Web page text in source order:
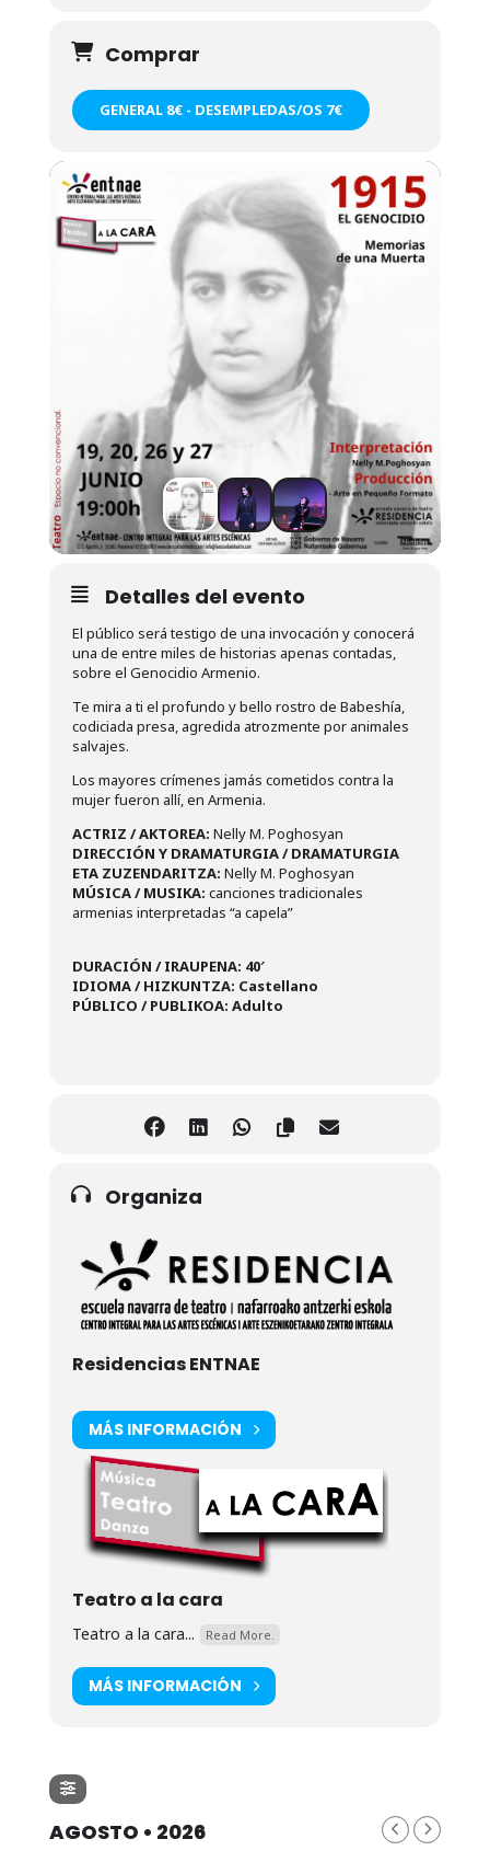
Comprar
GENERAL 8€ - DESEMPLEDAS/OS 7€
Detalles del evento
El público será testigo de una invocación y conocerá
una de entre miles de historias apenas contadas,
sobre el Genocidio Armenio.
Te mira a ti el profundo y bello rostro de Babeshía,
codiciada presa, agredida atrozmente por animales
salvajes.
Los mayores crímenes jamás cometidos contra la
mujer fueron allí, en Armenia.
ACTRIZ / AKTOREA: Nelly M. Poghosyan
DIRECCIÓN Y DRAMATURGIA / DRAMATURGIA
ETA ZUZENDARITZA: Nelly M. Poghosyan
MÚSICA / MUSIKA: canciones tradicionales
armenias interpretadas “a capela”
DURACIÓN / IRAUPENA: 40′
IDIOMA / HIZKUNTZA: Castellano
PÚBLICO / PUBLIKOA: Adulto
Organiza
Residencias ENTNAE
MÁS INFORMACIÓN
Teatro a la cara
Teatro a la cara... Read More.
MÁS INFORMACIÓN
AGOSTO • 2026